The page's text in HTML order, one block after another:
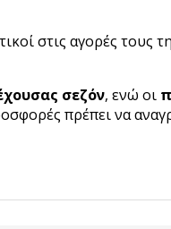
στις αγορές
σεζόν, ενώ οι
πρέπει να